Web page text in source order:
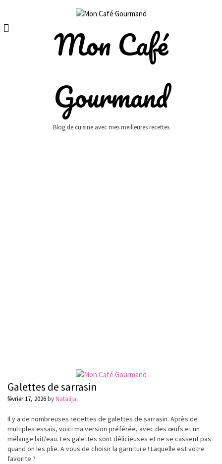
content
Mon Café
Gourmand
Blog de cuisine avec mes meilleures recettes
Galettes de sarrasin
février 17, 2026byNatalija
Il y a de nombreuses recettes de galettes de sarrasin. Après de
multiples essais, voici ma version préférée, avec des œufs et un
mélange lait/eau. Les galettes sont délicieuses et ne se cassent pas
quand on les plie. A vous de choisir la garniture ! Laquelle est votre
favorite ?